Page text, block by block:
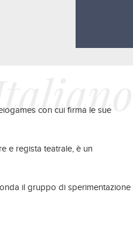
con cui firma le sue
e regista teatrale, è un
il gruppo di sperimentazione